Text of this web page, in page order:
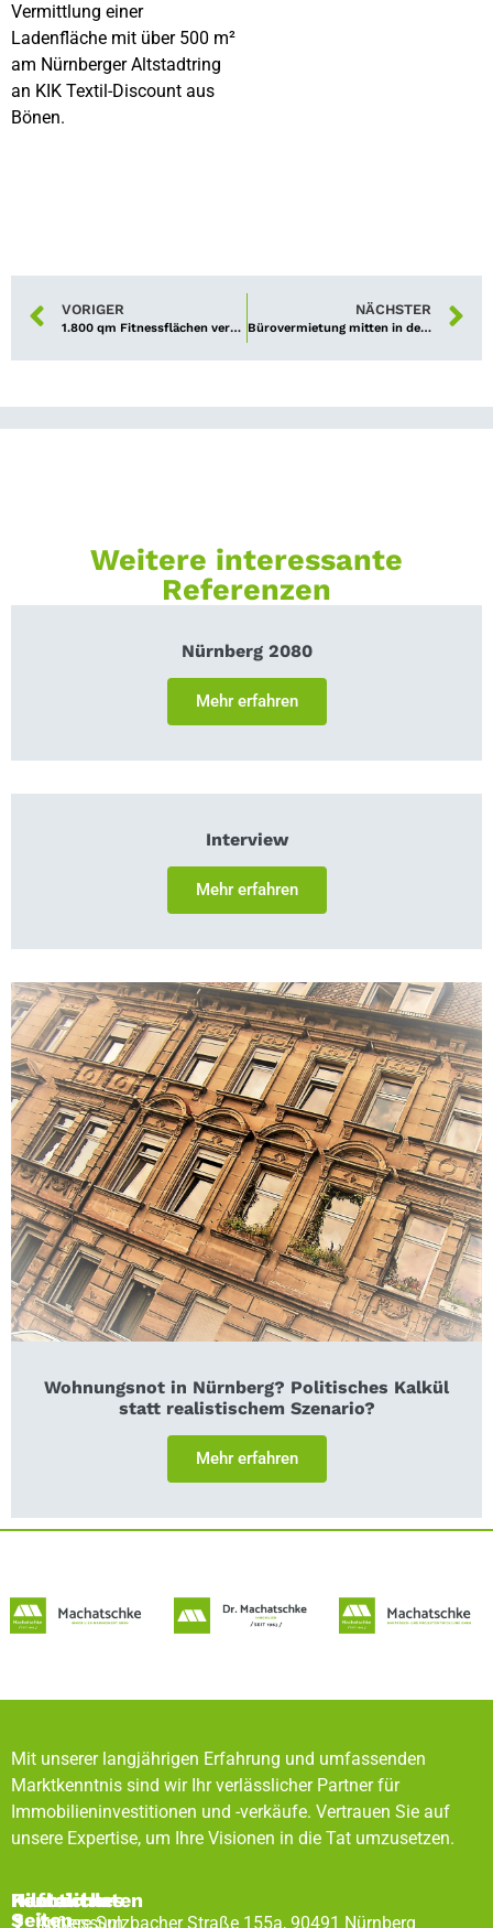
Vermittlung einer
Ladenfläche mit über 500 m²
am Nürnberger Altstadtring
an KIK Textil-Discount aus
Bönen.
VORIGER
1.800 qm Fitnessflächen vermietet
NÄCHSTER
Bürovermietung mitten in der Stadt
Weitere interessante
Referenzen
Nürnberg 2080
Mehr erfahren
Interview
Mehr erfahren
Wohnungsnot in Nürnberg? Politisches Kalkül
statt realistischem Szenario?
Mehr erfahren
Mit unserer langjährigen Erfahrung und umfassenden
Marktkenntnis sind wir Ihr verlässlicher Partner für
Immobilieninvestitionen und -verkäufe. Vertrauen Sie auf
unsere Expertise, um Ihre Visionen in die Tat umzusetzen.
Rechtliches
Impressum
Hilfreiche
Seiten
Kontaktdaten
Äußere Sulzbacher Straße 155a, 90491 Nürnberg